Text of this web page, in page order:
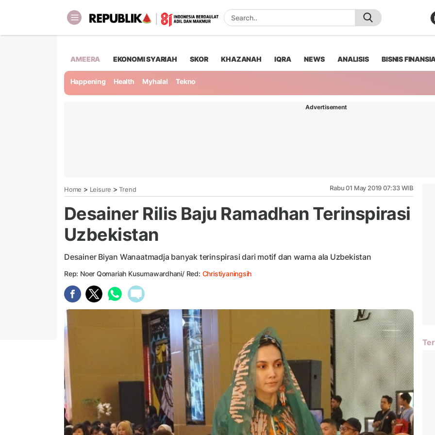
AMEERA EKONOMI SYARIAH SKOR KHAZANAH IQRA NEWS ANALISIS BISNIS
Happening Health Myhalal Tekno
Advertisement
Home > Leisure > Trend Rabu 01 May 2019 07:33 WIB
Desainer Rilis Baju Ramadhan Terinspirasi
Uzbekistan
Desainer Biyan Wanaatmadja banyak terinspirasi dari motif dan warna ala Uzbekistan
Rep: Noer Qomariah Kusumawardhani/ Red: Christiyaningsih